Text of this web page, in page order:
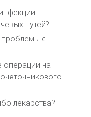
путей?
проблемы с
операции на
лекарства?